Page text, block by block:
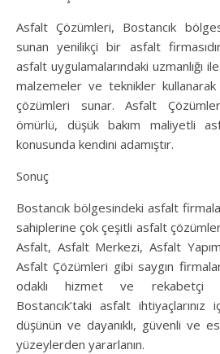
Asfalt Çözümleri, Bostancık
sunan yenilikçi bir asfalt
asfalt uygulamalarındaki uzmanlığı
malzemeler ve teknikler
çözümleri sunar. Asfalt
ömürlü, düşük bakım maliyetli
konusunda kendini adamıştır.
Sonuç
Bostancık bölgesindeki asfalt
sahiplerine çok çeşitli asfalt
Asfalt, Asfalt Merkezi, Asfalt
Asfalt Çözümleri gibi saygın
odaklı hizmet ve rekabetçi
Bostancık’taki asfalt
düşünün ve dayanıklı, güvenli ve
yüzeylerden yararlanın.